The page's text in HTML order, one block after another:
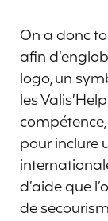
On a donc
afin
logo, un
les
pour inclure
d’aide que
de